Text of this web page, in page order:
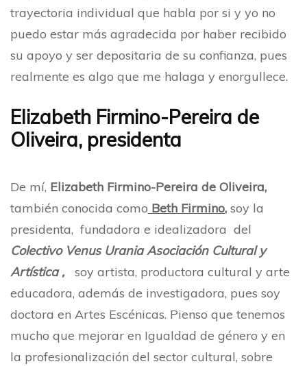
trayectoria individual que habla por si y yo no
puedo estar más agradecida por haber recibido
su apoyo y ser depositaria de su confianza, pues
realmente es algo que me halaga y enorgullece.
Elizabeth Firmino-Pereira de
Oliveira, presidenta
De mí, Elizabeth Firmino-Pereira de Oliveira,
también conocida como Beth Firmino, soy la
presidenta, fundadora e idealizadora del
Colectivo Venus Urania Asociación Cultural y
Artística ,
soy artista, productora cultural y arte
educadora, además de investigadora, pues soy
doctora en Artes Escénicas. Pienso que tenemos
mucho que mejorar en Igualdad de género y en
la profesionalización del sector cultural, sobre